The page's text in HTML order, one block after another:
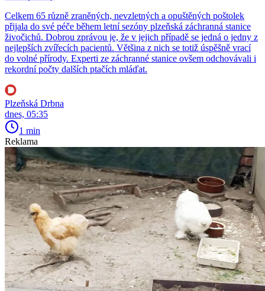
Celkem 65 různě zraněných, nevzletných a opuštěných poštolek
přijala do své péče během letní sezóny plzeňská záchranná stanice
živočichů. Dobrou zprávou je, že v jejich případě se jedná o jedny z
nejlepších zvířecích pacientů. Většina z nich se totiž úspěšně vrací
do volné přírody. Experti ze záchranné stanice ovšem odchovávali i
rekordní počty dalších ptačích mláďat.
Plzeňská Drbna
dnes, 05:35
1 min
Reklama